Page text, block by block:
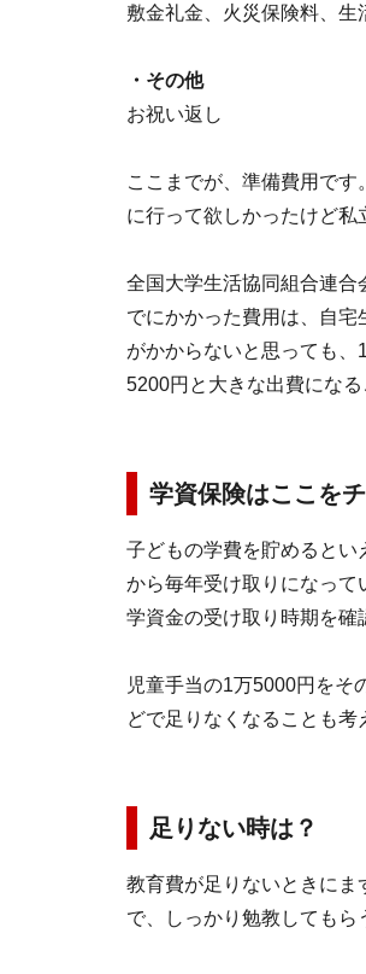
敷金礼金、火災保険料、
・その他
お祝い返し
ここまでが、準備費用で
に行って欲しかったけど私
全国大学生活協同組合連合
でにかかった費用は、自
がかからないと思っても
5200円と大きな出費になる
学資保険はここをチ
子どもの学費を貯めると
から毎年受け取りになって
学資金の受け取り時期を確
児童手当の1万5000円をそ
どで足りなくなることも考
足りない時は？
教育費が足りないときにま
で、しっかり勉教してもら